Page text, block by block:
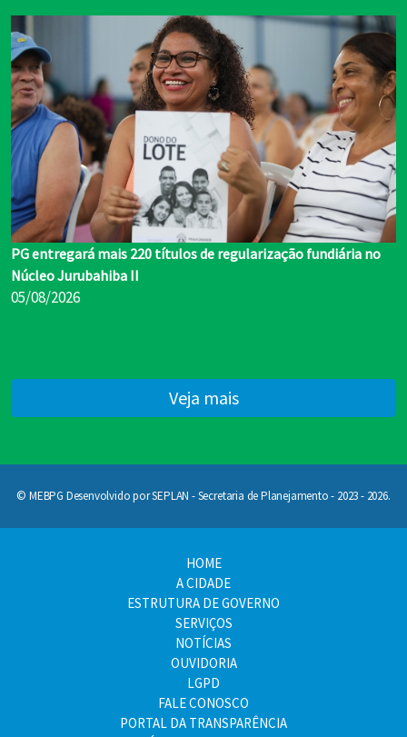
PG entregará mais 220 títulos de regularização fundiária no
Núcleo Jurubahiba II
05/08/2026
Veja mais
© MEBPG Desenvolvido por SEPLAN - Secretaria de Planejamento - 2023 - 2026.
HOME
A CIDADE
ESTRUTURA DE GOVERNO
SERVIÇOS
NOTÍCIAS
OUVIDORIA
LGPD
FALE CONOSCO
PORTAL DA TRANSPARÊNCIA